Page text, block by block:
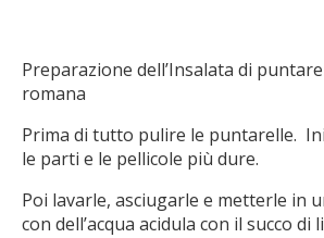
Preparazione dell’Insalata di
romana
Prima di tutto pulire le puntarelle.
le parti e le pellicole più dure.
Poi lavarle, asciugarle e metterle in
con dell’acqua acidula con il succo di